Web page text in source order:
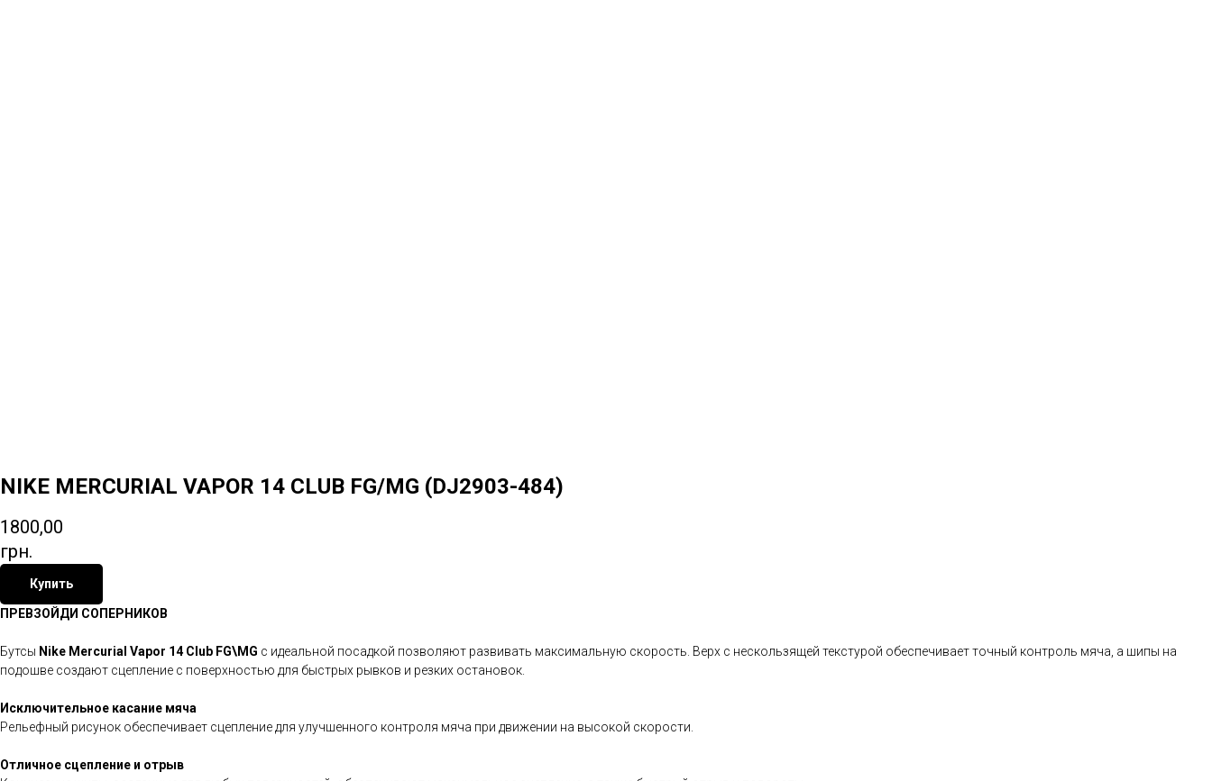
NIKE MERCURIAL VAPOR 14 CLUB FG/MG (DJ2903-484)
1800,00
грн.
Купить
ПРЕВЗОЙДИ СОПЕРНИКОВ
Бутсы Nike Mercurial Vapor 14 Club FG\MG с идеальной посадкой позволяют развивать максимальную скорость. Верх с нескользящей текстурой обеспечивает точный контроль мяча, а шипы на
подошве создают сцепление с поверхностью для быстрых рывков и резких остановок.
Исключительное касание мяча
Рельефный рисунок обеспечивает сцепление для улучшенного контроля мяча при движении на высокой скорости.
Отличное сцепление и отрыв